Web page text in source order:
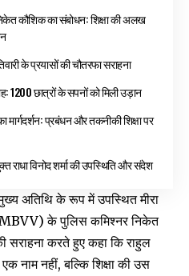
कौशिक का संबोधन: शिक्षा की अलख
के प्रयासों की चौतरफा सराहना
1200 छात्रों के सपनों को मिली उड़ान
मार्गदर्शन: प्रबंधन और तकनीकी शिक्षा पर
राधा विनोद शर्मा की उपस्थिति और संदेश
अतिथि के रूप में उपस्थित मीरा
के पुलिस कमिश्नर निकेत
सराहना करते हुए कहा कि राहुल
नहीं, बल्कि शिक्षा की उस